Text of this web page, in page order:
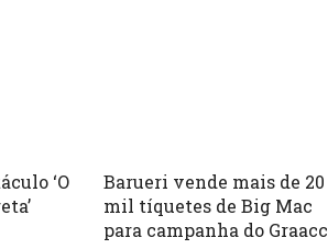
‘O
Barueri vende mais de 20
mil tíquetes de Big Mac
para campanha do Graacc